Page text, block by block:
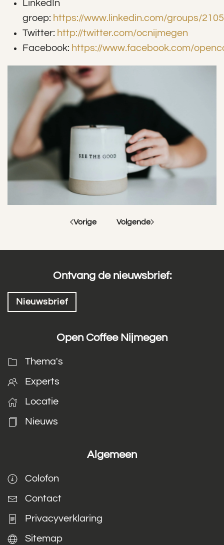
LinkedIn
groep: https://www.linkedin.com/groups/
Twitter: http://twitter.com/ocnijmegen
Facebook: https://www.facebook.com/
Vorige Volgende
Ontvang de nieuwsbrief:
Nieuwsbrief
Open Coffee Nijmegen
Thema's
Experts
Locatie
Nieuws
Algemeen
Colofon
Contact
Privacyverklaring
Sitemap